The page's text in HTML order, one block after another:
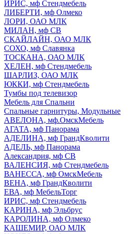
ИРИС, мф Стендмебель
ЛИБЕРТИ, мф Олмеко
ЛОРИ, ОАО МЛК
МИЛАН, мф СВ
СКАЙЛАЙН, ОАО МЛК
СОХО, мф Славянка
ТОСКАНА, ОАО МЛК
ХЕЛЕН, мф Стендмебель
ШАРЛИЗ, ОАО МЛК
ЮККИ, мф Стендмебель
Тумбы под телевизор
Мебель для Спальни
Спальные гарнитуры, Модульные
АВЕЛОНА, мф.ОмскМебель
АГАТА, мф Панорама
АДЕЛИНА, мф ГрандКволити
АДЕЛЬ, мф Панорама
Александрия, мф СВ
ВАЛЕНСИЯ, мф Стендмебель
ВАНЕССА, мф ОмскМебель
ВЕНА, мф ГрандКволити
ЕВА, мф МебельТорг
ИРИС, мф Стендмебель
КАРИНА, мф Эльбрус
КАРОЛИНА, мф Олмеко
КАШЕМИР, ОАО МЛК